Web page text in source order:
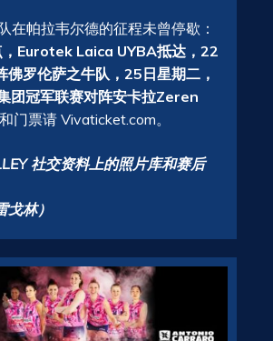
在帕拉韦尔德的征程未曾停歇：
，Eurotek Laica UYBA抵达，22
佛罗伦萨之牛队，25日星期二，
团冠军联赛对阵安卡拉Zeren
门票请 Vivaticket.com。
社交资料上的照片库和赛后
戈林）